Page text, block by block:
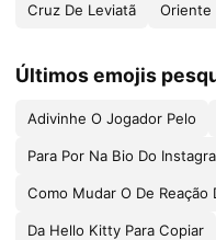
Cruz De Leviatã Oriente
Últimos emojis
Adivinhe O Jogador Pelo
Para Por Na Bio Do
Como Mudar O De Reação
Da Hello Kitty Para Copiar